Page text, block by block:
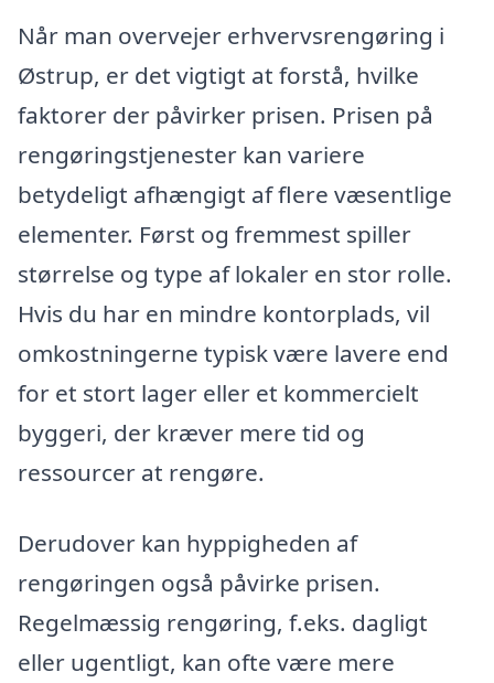
Når man overvejer erhvervsrengøring i
Østrup, er det vigtigt at forstå, hvilke
faktorer der påvirker prisen. Prisen på
rengøringstjenester kan variere
betydeligt afhængigt af flere væsentlige
elementer. Først og fremmest spiller
størrelse og type af lokaler en stor rolle.
Hvis du har en mindre kontorplads, vil
omkostningerne typisk være lavere end
for et stort lager eller et kommercielt
byggeri, der kræver mere tid og
ressourcer at rengøre.
Derudover kan hyppigheden af
rengøringen også påvirke prisen.
Regelmæssig rengøring, f.eks. dagligt
eller ugentligt, kan ofte være mere